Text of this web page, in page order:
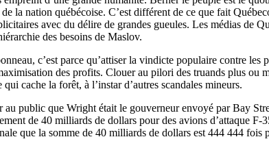
la nation québécoise. C’est différent de ce que fait
avec du délire de grandes gueules. Les médias de
des besoins de Maslov.
c’est parce qu’attiser la vindicte populaire contre les
des profits. Clouer au pilori des truands plus ou
cache la forêt, à l’instar d’autres scandales mineurs.
public que Wright était le gouverneur envoyé par Bay
de 40 milliards de dollars pour des avions d’attaque F-
que la somme de 40 milliards de dollars est 444 444